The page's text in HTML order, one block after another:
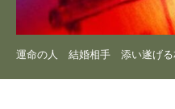
運命の人 結婚相手 添い遂げる